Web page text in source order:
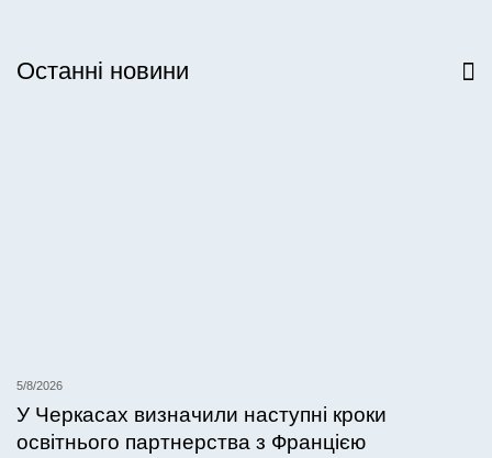
Останні новини
5/8/2026
У Черкасах визначили наступні кроки
освітнього партнерства з Францією